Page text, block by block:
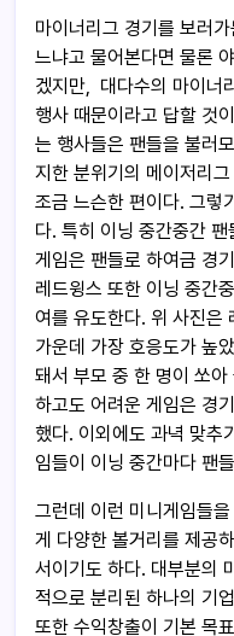
마이너리그 경기를 보러
느냐고 물어본다면 물론
겠지만, 대다수의 마이너
행사 때문이라고 답할 것
는 행사들은 팬들을 불러
지한 분위기의 메이저리
조금 느슨한 편이다. 그렇
다. 특히 이닝 중간중간
게임은 팬들로 하여금 경
레드윙스 또한 이닝 중간
여를 유도한다. 위 사진은
가운데 가장 호응도가 높
돼서 부모 중 한 명이 쏘
하고도 어려운 게임은 경
했다. 이외에도 과녁 맞추
임들이 이닝 중간마다 팬
그런데 이런 미니게임들
게 다양한 볼거리를 제공
서이기도 하다. 대부분의
적으로 분리된 하나의 기
또한 수익창출이 기본 목